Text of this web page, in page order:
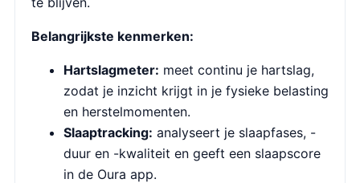
Belangrijkste kenmerken:
Hartslagmeter: meet continu je hartslag,
zodat je inzicht krijgt in je fysieke belasting
en herstelmomenten.
Slaaptracking: analyseert je slaapfases, -
duur en -kwaliteit en geeft een slaapscore
in de Oura app.